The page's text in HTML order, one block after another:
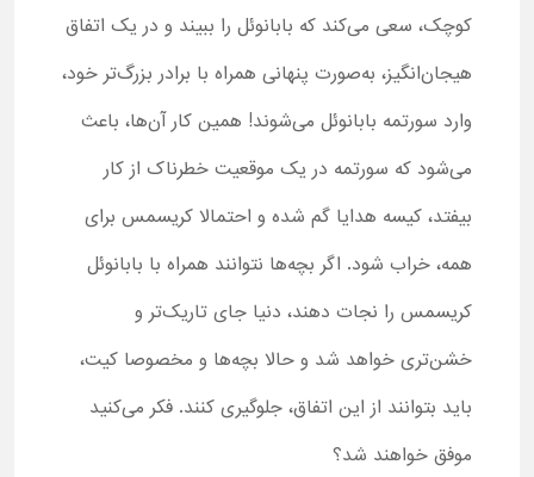
کوچک، سعی می‌کند که بابانوئل را ببیند و در یک اتفاق
هیجان‌انگیز، به‌صورت پنهانی همراه با برادر بزرگ‌تر خود،
وارد سورتمه بابانوئل می‌شوند! همین کار آن‌ها، باعث
می‌شود که سورتمه در یک موقعیت خطرناک از کار
بیفتد، کیسه هدایا گم شده و احتمالا کریسمس برای
همه، خراب شود. اگر بچه‌ها نتوانند همراه با بابانوئل
کریسمس را نجات دهند، دنیا جای تاریک‌تر و
خشن‌تری خواهد شد و حالا بچه‌ها و مخصوصا کیت،
باید بتوانند از این اتفاق، جلوگیری کنند. فکر می‌کنید
موفق خواهند شد؟